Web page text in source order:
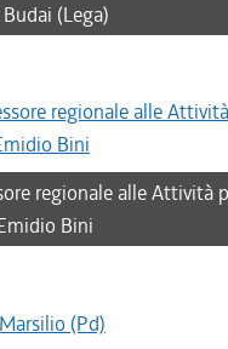
(Lega)
regionale alle Attività
Bini